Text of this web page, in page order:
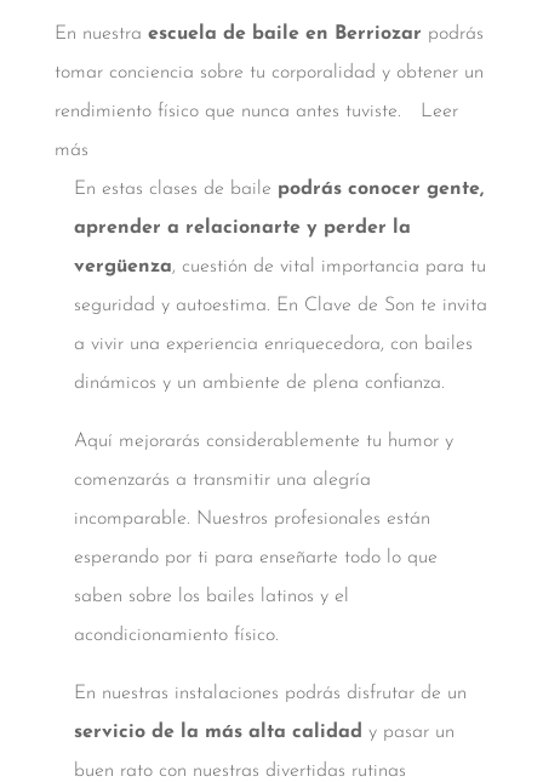
En nuestra escuela de baile en Berriozar podrás
tomar conciencia sobre tu corporalidad y obtener un
rendimiento físico que nunca antes tuviste.
Leer
más
En estas clases de baile podrás conocer gente,
aprender a relacionarte y perder la
vergüenza, cuestión de vital importancia para tu
seguridad y autoestima. En Clave de Son te invita
a vivir una experiencia enriquecedora, con bailes
dinámicos y un ambiente de plena confianza.
Aquí mejorarás considerablemente tu humor y
comenzarás a transmitir una alegría
incomparable. Nuestros profesionales están
esperando por ti para enseñarte todo lo que
saben sobre los bailes latinos y el
acondicionamiento físico.
En nuestras instalaciones podrás disfrutar de un
servicio de la más alta calidad y pasar un
buen rato con nuestras divertidas rutinas